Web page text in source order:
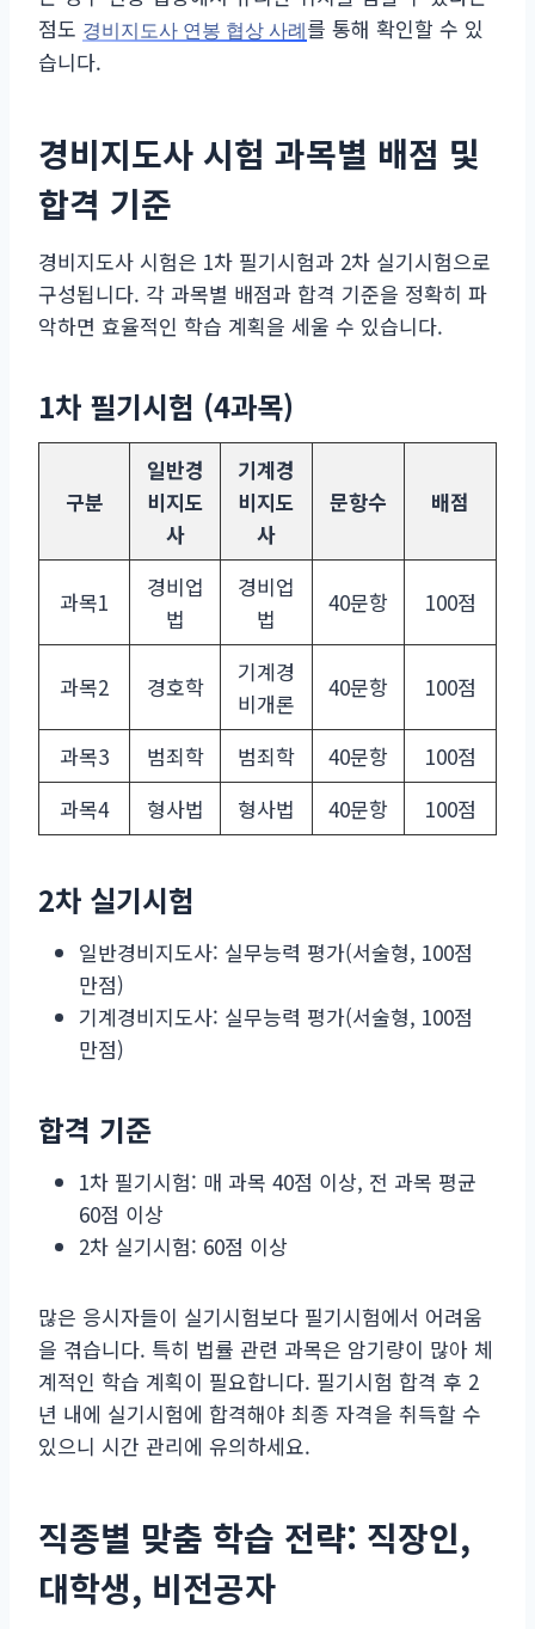
점도 경비지도사 연봉 협상 사례 를 통해 확인할 수 있
습니다.
경비지도사 시험 과목별 배점 및
합격 기준
경비지도사 시험은 1차 필기시험과 2차 실기시험으로
구성됩니다. 각 과목별 배점과 합격 기준을 정확히 파
악하면 효율적인 학습 계획을 세울 수 있습니다.
1차 필기시험 (4과목)
구분
일반경
비지도
사
기계경
비지도
사
문항수 배점
과목1
경비업
법
경비업
법
40문항 100점
과목2 경호학
기계경
비개론
40문항 100점
과목3 범죄학 범죄학 40문항
100점
과목4
형사법 형사법 40문항 100점
2차 실기시험
일반경비지도사: 실무능력 평가(서술형, 100점
만점)
기계경비지도사: 실무능력 평가(서술형, 100점
만점)
합격 기준
1차 필기시험: 매 과목 40점 이상, 전 과목 평균
60점 이상
2차 실기시험: 60점 이상
많은 응시자들이 실기시험보다 필기시험에서 어려움
을 겪습니다. 특히 법률 관련 과목은 암기량이 많아 체
계적인 학습 계획이 필요합니다. 필기시험 합격 후 2
년 내에 실기시험에 합격해야 최종 자격을 취득할 수
있으니 시간 관리에 유의하세요.
직종별 맞춤 학습 전략: 직장인,
대학생, 비전공자